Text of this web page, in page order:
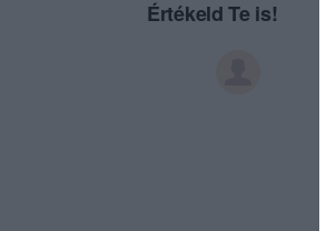
Értékeld Te is!